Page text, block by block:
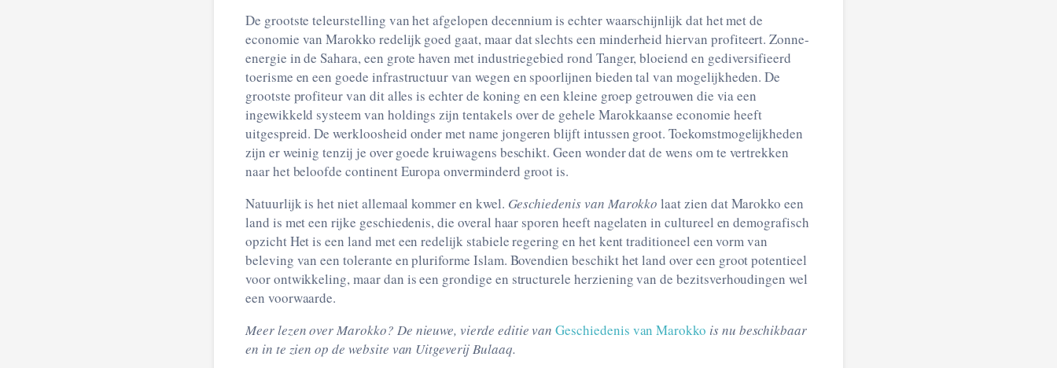
De grootste teleurstelling van het afgelopen decennium is echter waarschijnlijk dat het met de
economie van Marokko redelijk goed gaat, maar dat slechts een minderheid hiervan profiteert. Zonne-
energie in de Sahara, een grote haven met industriegebied rond Tanger, bloeiend en gediversifieerd
toerisme en een goede infrastructuur van wegen en spoorlijnen bieden tal van mogelijkheden. De
grootste profiteur van dit alles is echter de koning en een kleine groep getrouwen die via een
ingewikkeld systeem van holdings zijn tentakels over de gehele Marokkaanse economie heeft
uitgespreid. De werkloosheid onder met name jongeren blijft intussen groot. Toekomstmogelijkheden
zijn er weinig tenzij je over goede kruiwagens beschikt. Geen wonder dat de wens om te vertrekken
naar het beloofde continent Europa onverminderd groot is.
Natuurlijk is het niet allemaal kommer en kwel. Geschiedenis van Marokko laat zien dat Marokko een
land is met een rijke geschiedenis, die overal haar sporen heeft nagelaten in cultureel en demografisch
opzicht Het is een land met een redelijk stabiele regering en het kent traditioneel een vorm van
beleving van een tolerante en pluriforme Islam. Bovendien beschikt het land over een groot potentieel
voor ontwikkeling, maar dan is een grondige en structurele herziening van de bezitsverhoudingen wel
een voorwaarde.
Meer lezen over Marokko? De nieuwe, vierde editie vanGeschiedenis van Marokko is nu beschikbaar
en in te zien op de website van Uitgeverij Bulaaq.